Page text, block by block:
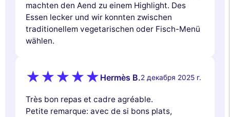
machten den Aend zu einem Highlight. Des
Essen lecker und wir konnten zwischen
traditionellem vegetarischen oder Fisch-Menü
wählen.
Hermès B.2 декабря 2025 г.
Très bon repas et cadre agréable.
Petite remarque: avec de si bons plats,